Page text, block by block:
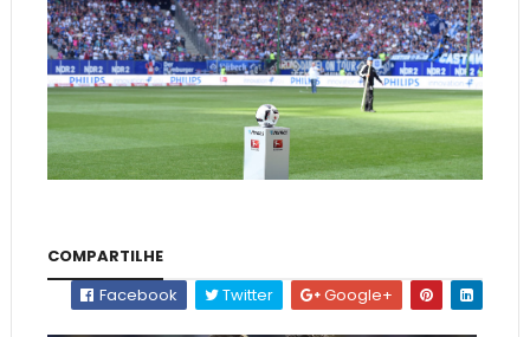
COMPARTILHE
Facebook
Twitter Google+